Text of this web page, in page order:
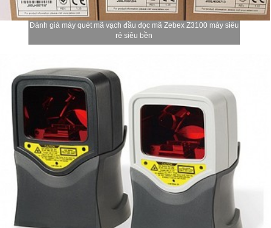
Đánh giá máy quét mã vạch đầu đọc mã Zebex Z3100 máy siêu
rẻ siêu bền